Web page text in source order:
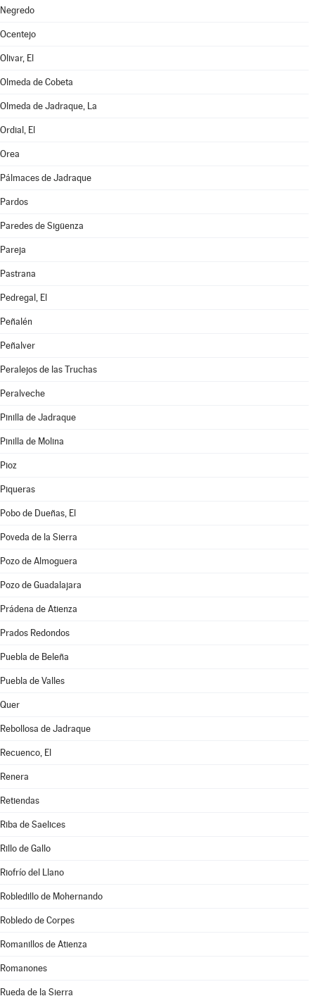
Negredo
Ocentejo
Olivar, El
Olmeda de Cobeta
Olmeda de Jadraque, La
Ordial, El
Orea
Pálmaces de Jadraque
Pardos
Paredes de Sigüenza
Pareja
Pastrana
Pedregal, El
Peñalén
Peñalver
Peralejos de las Truchas
Peralveche
Pinilla de Jadraque
Pinilla de Molina
Pioz
Piqueras
Pobo de Dueñas, El
Poveda de la Sierra
Pozo de Almoguera
Pozo de Guadalajara
Prádena de Atienza
Prados Redondos
Puebla de Beleña
Puebla de Valles
Quer
Rebollosa de Jadraque
Recuenco, El
Renera
Retiendas
Riba de Saelices
Rillo de Gallo
Riofrío del Llano
Robledillo de Mohernando
Robledo de Corpes
Romanillos de Atienza
Romanones
Rueda de la Sierra